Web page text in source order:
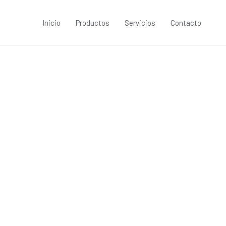
Inicio Productos Servicios Contacto